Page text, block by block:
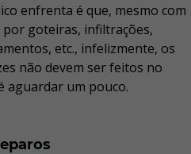
enfrenta é que, mesmo com
goteiras, infiltrações,
etc., infelizmente, os
não devem ser feitos no
aguardar um pouco.